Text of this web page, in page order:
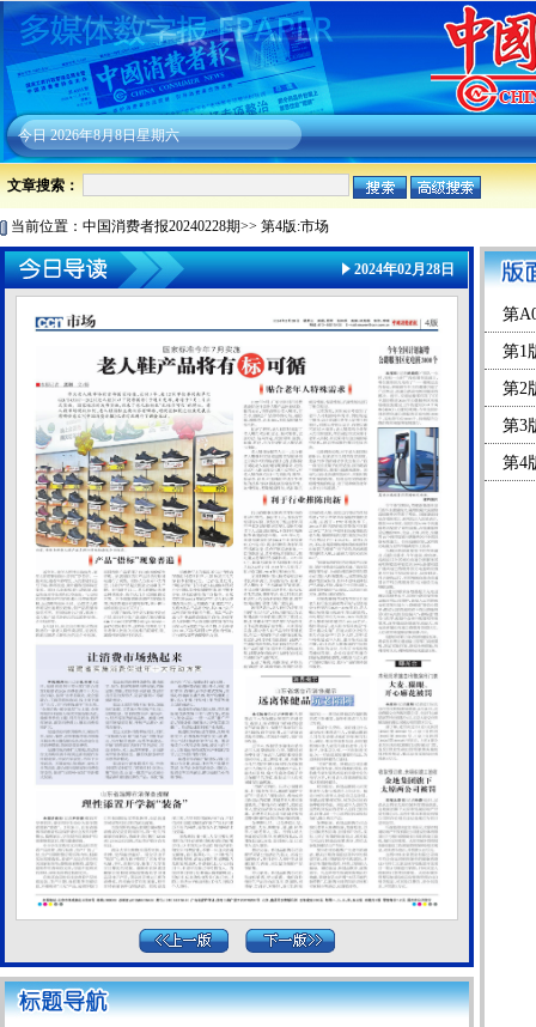
今日2026年8月8日星期六
文章搜索：
当前位置： 中国消费者报20240228期>> 第4版:市场
2024年02月28日
第
第1
第2
第3
第4